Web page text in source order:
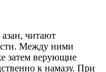
читают
Между ними
затем верующие
к намазу. При